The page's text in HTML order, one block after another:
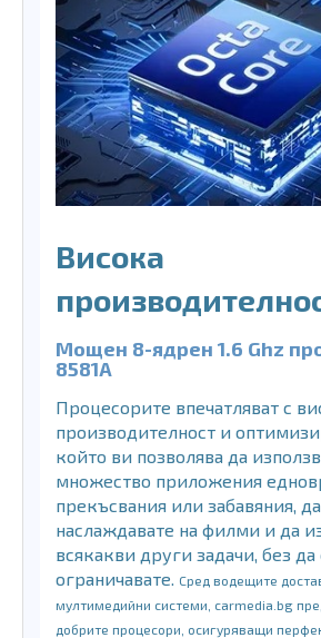
Висока
Мощен 8-ядрен 1.6 Ghz
8581A
Процесорите впечатляват с
производителност и
който ви позволява да
множество приложения
прекъсвания или забавяния,
наслаждавате на филми и да
всякакви други задачи, без да
ограничавате. Сред водещите
мултимедийни системи, carmedia.bg
добрите процесори, осигуряващи